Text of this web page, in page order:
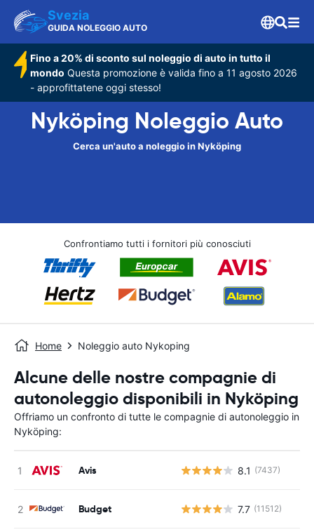
Svezia
GUIDA NOLEGGIO AUTO
Fino a 20% di sconto sul noleggio di auto in tutto il
mondo Questa promozione è valida fino a 11 agosto 2026
- approfittatene oggi stesso!
Nyköping Noleggio Auto
Cerca un'auto a noleggio in Nyköping
Confrontiamo tutti i fornitori più conosciuti
Home Noleggio auto Nykoping
Alcune delle nostre compagnie di
autonoleggio disponibili in Nyköping
Offriamo un confronto di tutte le compagnie di autonoleggio in
Nyköping:
Avis 8.1 (7437)
Budget 7.7 (11512)